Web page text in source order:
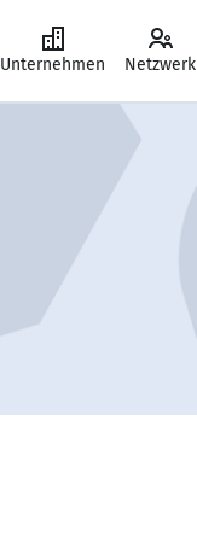
Unternehmen Netzwerk